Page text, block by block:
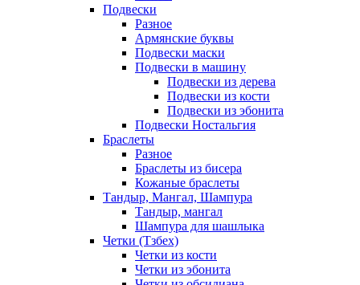
Подвески
Разное
Армянские буквы
Подвески маски
Подвески в машину
Подвески из дерева
Подвески из кости
Подвески из эбонита
Подвески Ностальгия
Браслеты
Разное
Браслеты из бисера
Кожаные браслеты
Тандыр, Мангал, Шампура
Тандыр, мангал
Шампура для шашлыка
Четки (Тзбех)
Четки из кости
Четки из эбонита